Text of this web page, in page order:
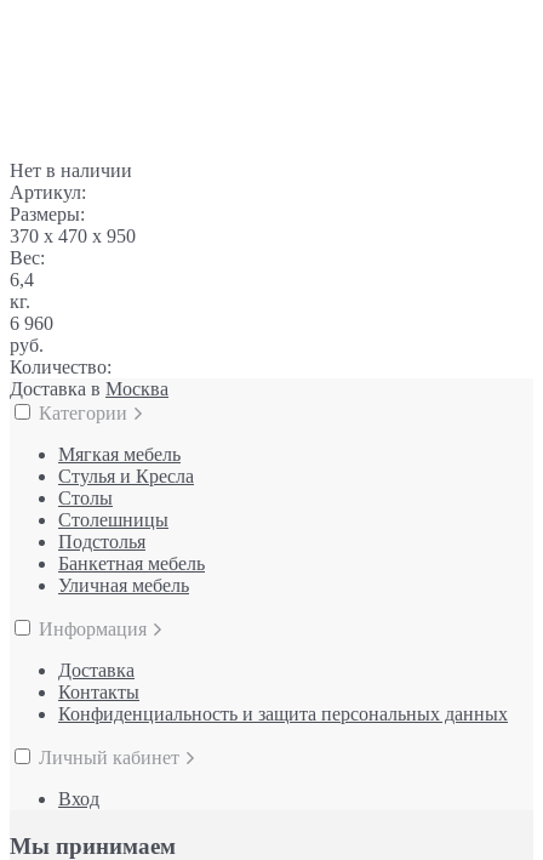
Нет в наличии
Артикул:
Размеры:
370 x 470 x 950
Вес:
6,4
кг.
6 960
руб.
Количество:
Доставка в Москва
Категории
Мягкая мебель
Стулья и Кресла
Столы
Столешницы
Подстолья
Банкетная мебель
Уличная мебель
Информация
Доставка
Контакты
Конфиденциальность и защита персональных данных
Личный кабинет
Вход
Мы принимаем